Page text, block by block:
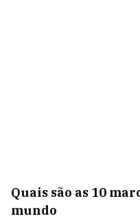
Quais são as 10
mundo